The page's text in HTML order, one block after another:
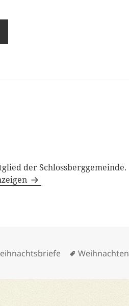
der Schlossberggemeinde.
Schlagwörter
Weihnachten